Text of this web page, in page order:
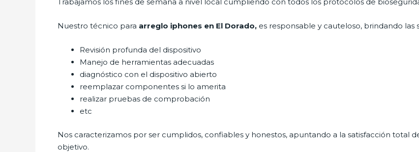
Nuestro técnico para arreglo iphones en El Dorado, es responsable y cauteloso, brindando las
Revisión profunda del dispositivo
Manejo de herramientas adecuadas
diagnóstico con el dispositivo abierto
reemplazar componentes si lo amerita
realizar pruebas de comprobación
etc
Nos caracterizamos por ser cumplidos, confiables y honestos, apuntando a la satisfacción total
objetivo.